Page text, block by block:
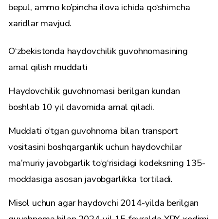
bepul, ammo ko’pincha ilova ichida qo‘shimcha
xaridlar mavjud.
O‘zbekistonda haydovchilik guvohnomasining
amal qilish muddati
Haydovchilik guvohnomasi berilgan kundan
boshlab 10 yil davomida amal qiladi.
Muddati o‘tgan guvohnoma bilan transport
vositasini boshqarganlik uchun haydovchilar
ma’muriy javobgarlik to‘g‘risidagi kodeksning 135-
moddasiga asosan javobgarlikka tortiladi.
Misol uchun agar haydovchi 2014-yilda berilgan